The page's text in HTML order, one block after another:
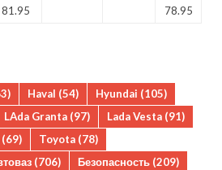
81.95 78.95
Haval (54) Hyundai (105)
LAda Granta (97) Lada Vesta (91)
(69) Toyota (78)
(706) Безопасность (209)